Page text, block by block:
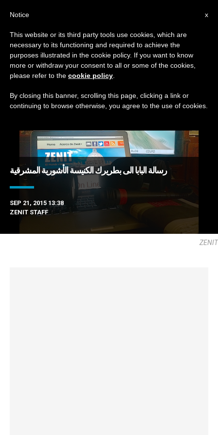
TAG
DERNIÈRES NOUVELLES
رسالة البابا الى بطريرك الكنيسة الأشورية المشرقية
SEP 21, 2015 13:38
ZENIT STAFF
ZENIT
x
Notice
This website or its third party tools use cookies, which are
necessary to its functioning and required to achieve the
purposes illustrated in the cookie policy. If you want to know
more or withdraw your consent to all or some of the cookies,
please refer to the cookie policy
By closing this banner, scrolling this page, clicking a link or
continuing to browse otherwise, you agree to the use of cookies.